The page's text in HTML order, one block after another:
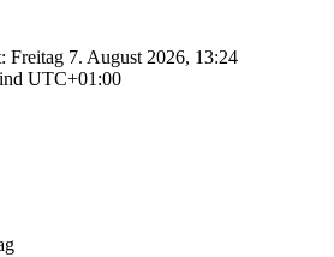
Freitag 7. August 2026, 13:24
UTC+01:00